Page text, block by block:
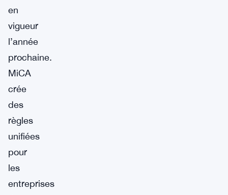
en
vigueur
l’année
prochaine.
MiCA
crée
des
règles
unifiées
pour
les
entreprises